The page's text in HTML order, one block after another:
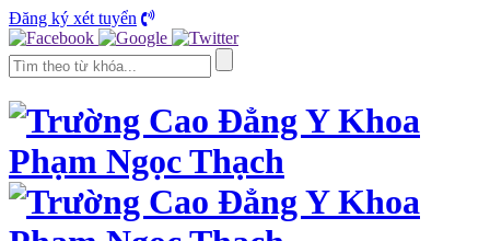
Đăng ký xét tuyển